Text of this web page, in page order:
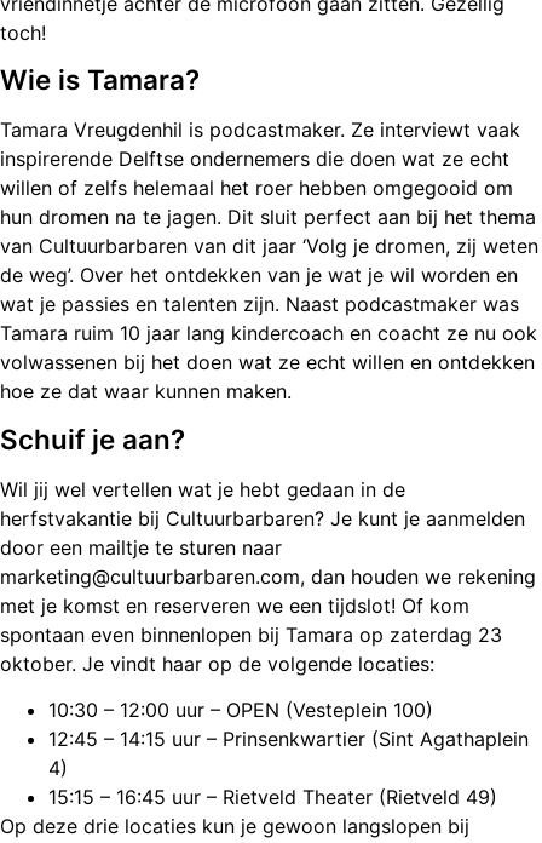
toch!
Wie is Tamara?
Tamara Vreugdenhil is podcastmaker. Ze interviewt vaak
inspirerende Delftse ondernemers die doen wat ze echt
willen of zelfs helemaal het roer hebben omgegooid om
hun dromen na te jagen. Dit sluit perfect aan bij het thema
van Cultuurbarbaren van dit jaar ‘Volg je dromen, zij weten
de weg’. Over het ontdekken van je wat je wil worden en
wat je passies en talenten zijn. Naast podcastmaker was
Tamara ruim 10 jaar lang kindercoach en coacht ze nu ook
volwassenen bij het doen wat ze echt willen en ontdekken
hoe ze dat waar kunnen maken.
Schuif je aan?
Wil jij wel vertellen wat je hebt gedaan in de
herfstvakantie bij Cultuurbarbaren? Je kunt je aanmelden
door een mailtje te sturen naar
marketing@cultuurbarbaren.com, dan houden we rekening
met je komst en reserveren we een tijdslot! Of kom
spontaan even binnenlopen bij Tamara op zaterdag 23
oktober. Je vindt haar op de volgende locaties:
10:30 – 12:00 uur – OPEN (Vesteplein 100)
12:45 – 14:15 uur – Prinsenkwartier (Sint Agathaplein
4)
15:15 – 16:45 uur – Rietveld Theater (Rietveld 49)
Op deze drie locaties kun je gewoon langslopen bij